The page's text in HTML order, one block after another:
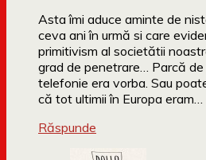
Asta îmi aduce aminte de
ceva ani în urmă si care
primitivism al societătii
grad de penetrare… Parcă
telefonie era vorba. Sau
că tot ultimii în Europa eram…
Răspunde